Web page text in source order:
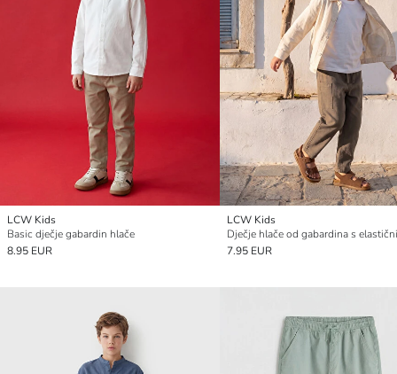
LCW Kids
Basic dječje gabardin hlače
8.95 EUR
LCW Kids
7.95 EUR